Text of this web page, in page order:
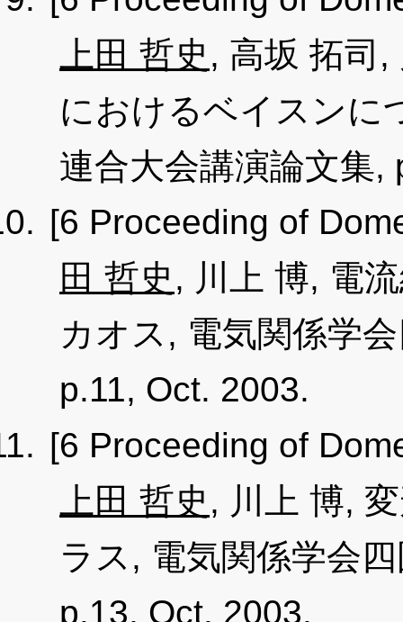
上田 哲史 , 高坂 拓司
におけるベイスンに
連合大会講演論文集,
[6 Proceeding of
田 哲史 , 川上 博, 電
カオス, 電気関係学
p.11, Oct. 2003.
[6 Proceeding of
上田 哲史 , 川上 博,
ラス, 電気関係学会
p.13, Oct. 2003.